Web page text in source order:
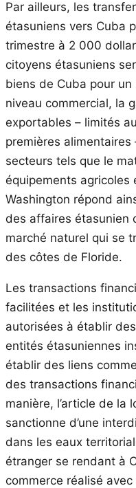
Par ailleurs, les
étasuniens vers Cuba
trimestre à 2 000
citoyens étasuniens
biens de Cuba pour
niveau commercial, la
exportables – limités
premières alimentaires
secteurs tels que le
équipements agricoles
Washington répond
des affaires étasunien
marché naturel qui se
des côtes de Floride.
Les transactions
facilitées et les
autorisées à établir
entités étasuniennes
établir des liens
des transactions
manière, l’article de la
sanctionne d’une
dans les eaux
étranger se rendant à
commerce réalisé avec